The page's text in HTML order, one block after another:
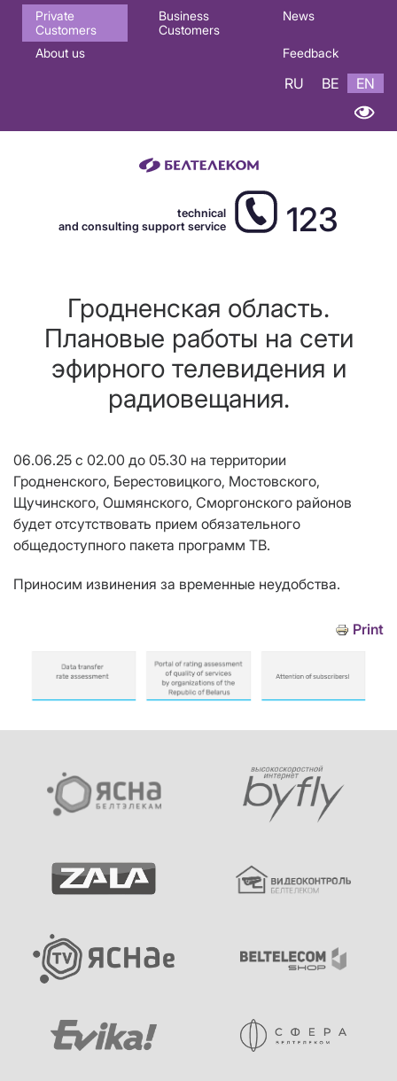
Основная
навигация
Private
Customers
Business
Customers
News
About us Feedback
RU BE EN
technical
and consulting support service
123
Гродненская область.
Плановые работы на сети
эфирного телевидения и
радиовещания.
06.06.25 с 02.00 до 05.30 на территории
Гродненского, Берестовицкого, Мостовского,
Щучинского, Ошмянского, Сморгонского районов
будет отсутствовать прием обязательного
общедоступного пакета программ ТВ.
Приносим извинения за временные неудобства.
Print